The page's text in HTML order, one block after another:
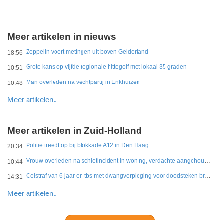
Meer artikelen in nieuws
18:56 Zeppelin voert metingen uit boven Gelderland
10:51 Grote kans op vijfde regionale hittegolf met lokaal 35 graden
10:48 Man overleden na vechtpartij in Enkhuizen
Meer artikelen..
Meer artikelen in Zuid-Holland
20:34 Politie treedt op bij blokkade A12 in Den Haag
10:44 Vrouw overleden na schietincident in woning, verdachte aangehouden
14:31 Celstraf van 6 jaar en tbs met dwangverpleging voor doodsteken broer in Gouda
Meer artikelen..